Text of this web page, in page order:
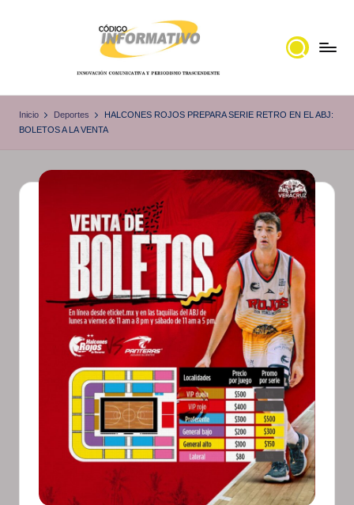
ó
i
o
f
o
r
m
at
iv
o
noticias
Inicio Deportes
HALCONES ROJOS PREPARA SERIE RETRO EN EL ABJ:
BOLETOS A LA VENTA